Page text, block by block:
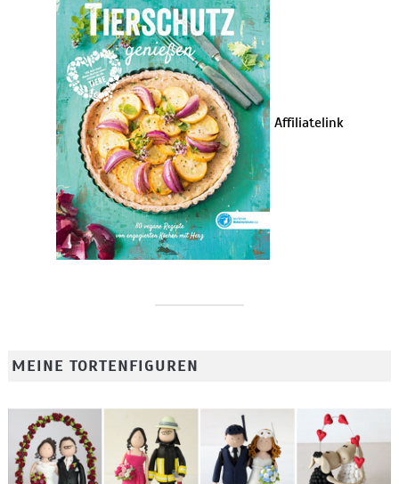
Affiliatelink
MEINE TORTENFIGUREN